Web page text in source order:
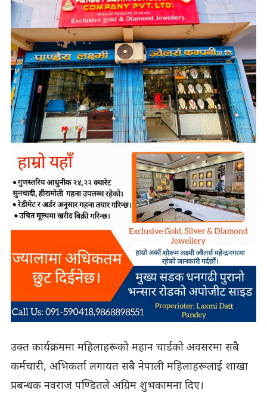
उक्त कार्यक्रममा महिलाहरूको महान चार्डको अवसरमा सबै
कर्मचारी, अभिकर्ता लगायत सबै नेपाली महिलाहरूलाई शाखा
प्रबन्धक नवराज पण्डितले अग्रिम शुभकामना दिए।